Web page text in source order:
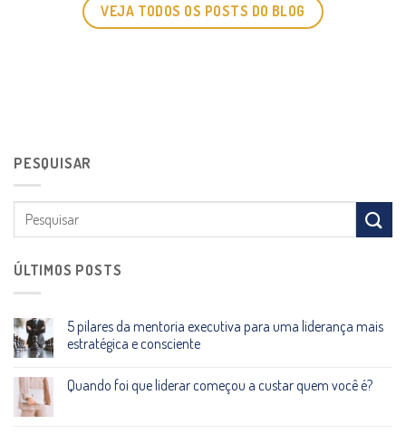
VEJA TODOS OS POSTS DO BLOG
PESQUISAR
ÚLTIMOS POSTS
5 pilares da mentoria executiva para uma liderança mais
estratégica e consciente
Quando foi que liderar começou a custar quem você é?